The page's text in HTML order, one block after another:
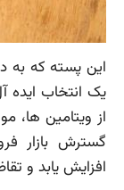
این پسته که به
یک انتخاب ایده
از ویتامین
گسترش بازار
افزایش یابد و